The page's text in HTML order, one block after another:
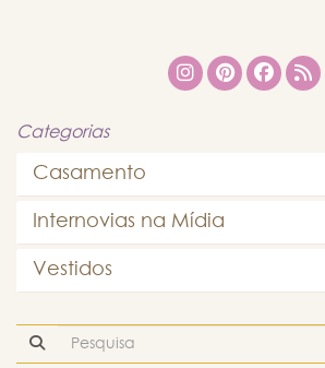
Categorias
Casamento
Internovias na Mídia
Vestidos